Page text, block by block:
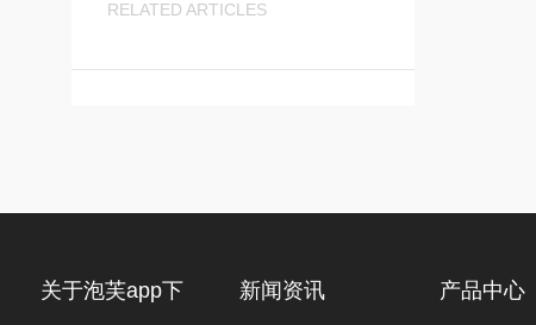
RELATED ARTICLES
关于泡芙app下
新闻资讯 产品中心